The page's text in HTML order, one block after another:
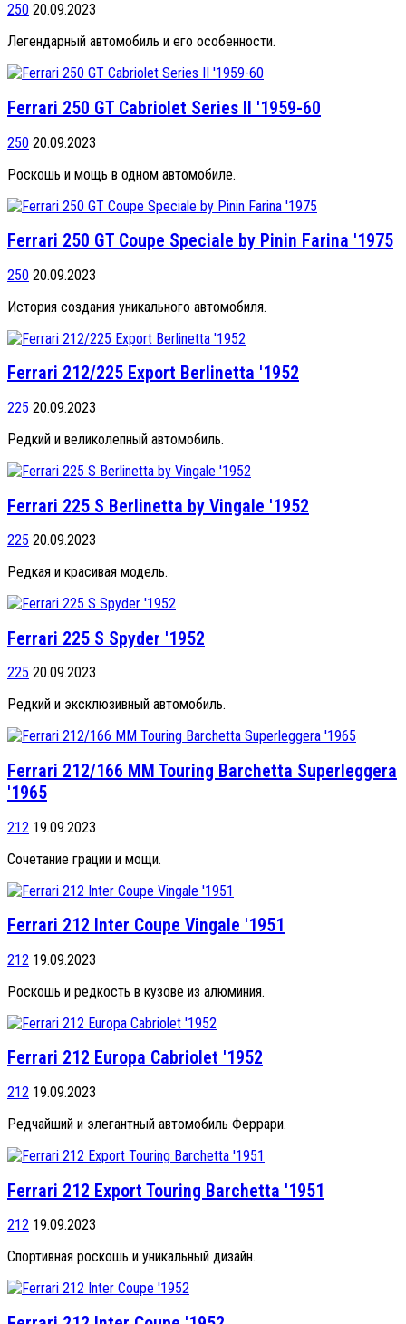
250 20.09.2023
Легендарный автомобиль и его особенности.
Ferrari 250 GT Cabriolet Series II '1959-60
250 20.09.2023
Роскошь и мощь в одном автомобиле.
Ferrari 250 GT Coupe Speciale by Pinin Farina '1975
250 20.09.2023
История создания уникального автомобиля.
Ferrari 212/225 Export Berlinetta '1952
225 20.09.2023
Редкий и великолепный автомобиль.
Ferrari 225 S Berlinetta by Vingale '1952
225 20.09.2023
Редкая и красивая модель.
Ferrari 225 S Spyder '1952
225 20.09.2023
Редкий и эксклюзивный автомобиль.
Ferrari 212/166 MM Touring Barchetta Superleggera
'1965
212 19.09.2023
Сочетание грации и мощи.
Ferrari 212 Inter Coupe Vingale '1951
212 19.09.2023
Роскошь и редкость в кузове из алюминия.
Ferrari 212 Europa Cabriolet '1952
212 19.09.2023
Редчайший и элегантный автомобиль Феррари.
Ferrari 212 Export Touring Barchetta '1951
212 19.09.2023
Спортивная роскошь и уникальный дизайн.